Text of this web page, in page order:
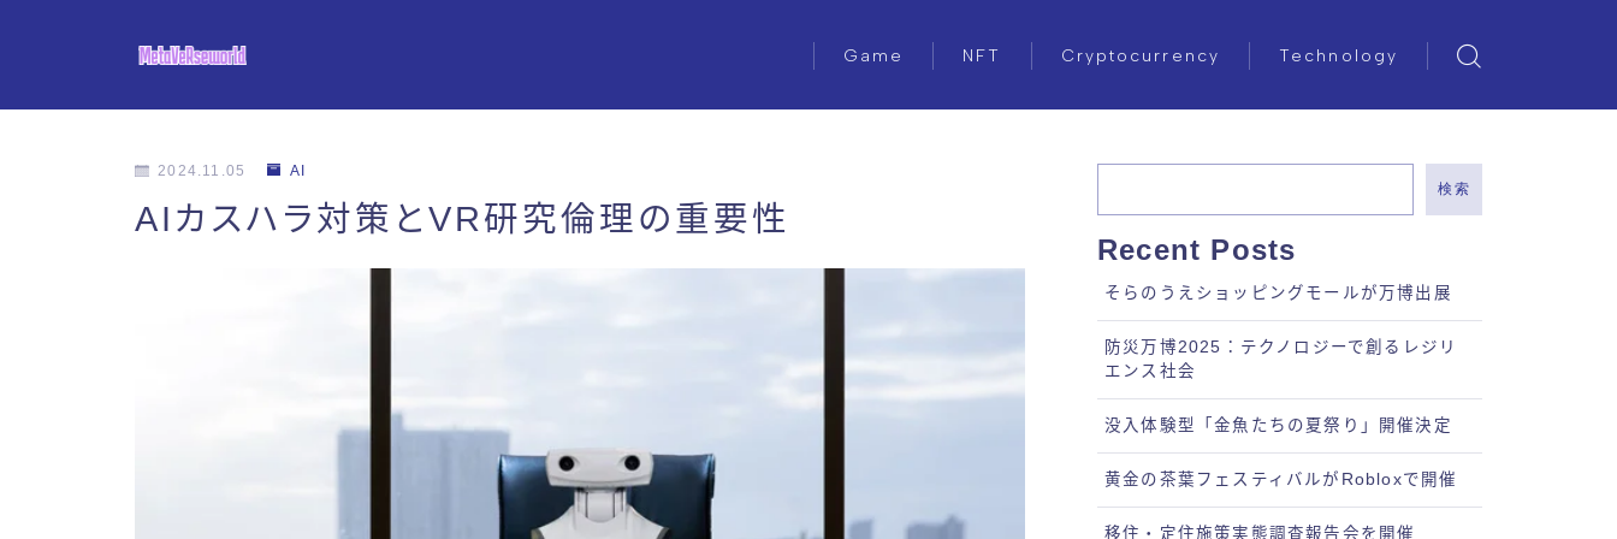
Game NFT Cryptocurrency Technology
2024.11.05 AI
AIカスハラ対策とVR研究倫理の重要性
検索
Recent Posts
そらのうえショッピングモールが万博出展
防災万博2025：テクノロジーで創るレジリ
エンス社会
没入体験型「金魚たちの夏祭り」開催決定
黄金の茶葉フェスティバルがRobloxで開催
移住・定住施策実態調査報告会を開催